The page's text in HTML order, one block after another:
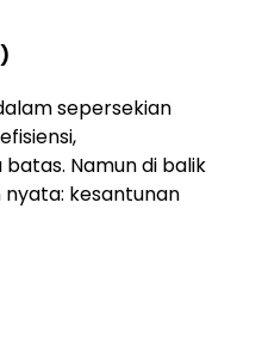
sepersekian
Namun di balik
nyata: kesantunan